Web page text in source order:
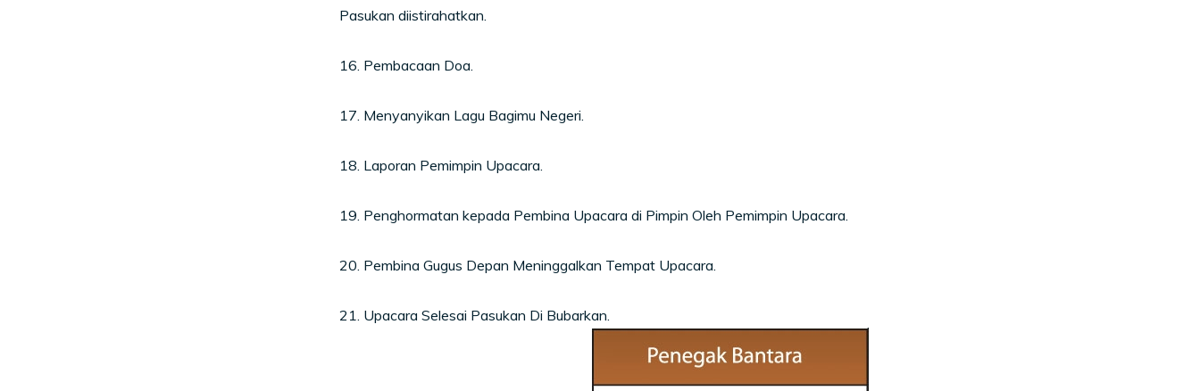
Pasukan diistirahatkan.
16. Pembacaan Doa.
17. Menyanyikan Lagu Bagimu Negeri.
18. Laporan Pemimpin Upacara.
19. Penghormatan kepada Pembina Upacara di Pimpin Oleh Pemimpin Upacara.
20. Pembina Gugus Depan Meninggalkan Tempat Upacara.
21. Upacara Selesai Pasukan Di Bubarkan.